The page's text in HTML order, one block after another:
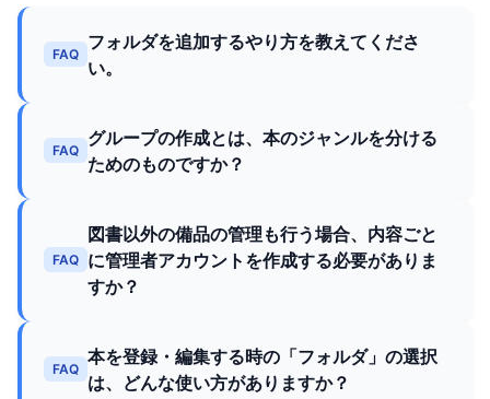
FAQ
フォルダを追加するやり方を教えてくださ
い。
FAQ
グループの作成とは、本のジャンルを分ける
ためのものですか？
FAQ
図書以外の備品の管理も行う場合、内容ごと
に管理者アカウントを作成する必要がありま
すか？
FAQ
本を登録・編集する時の「フォルダ」の選択
は、どんな使い方がありますか？